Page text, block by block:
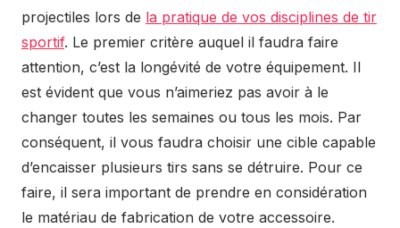
projectiles lors de la pratique de vos disciplines de tir
sportif. Le premier critère auquel il faudra faire
attention, c’est la longévité de votre équipement. Il
est évident que vous n’aimeriez pas avoir à le
changer toutes les semaines ou tous les mois. Par
conséquent, il vous faudra choisir une cible capable
d’encaisser plusieurs tirs sans se détruire. Pour ce
faire, il sera important de prendre en considération
le matériau de fabrication de votre accessoire.